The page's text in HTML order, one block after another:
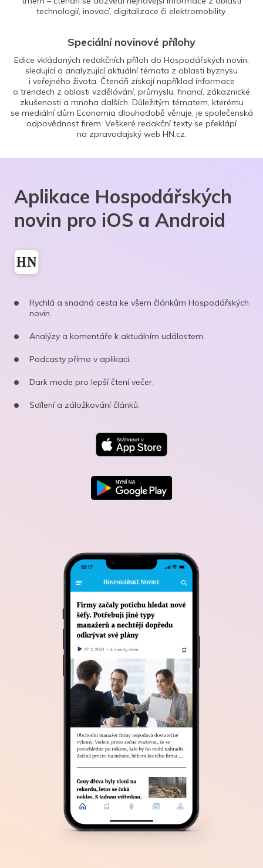
technologií, inovací, digitalizace či elektromobility.
Speciální novinové přílohy
Edice vkládaných redakčních příloh do Hospodářských novin,
sledující a analyzující aktuální témata z oblasti byznysu
i veřejného života. Čtenáři získají například informace
o trendech z oblasti vzdělávání, průmyslu, financí, zákaznické
zkušenosti a mnoha dalších. Důležitým tématem, kterému
se mediální dům Economia dlouhodobě věnuje, je společenská
odpovědnost firem. Veškeré redakční texty se překlápí
na zpravodajský web HN.cz.
Aplikace Hospodářských
novin pro iOS a Android
Rychlá a snadná cesta ke všem článkům Hospodářských
novin.
Analýzy a komentáře k aktuálním událostem.
Podcasty přímo v aplikaci.
Dark mode pro lepší čtení večer.
Sdílení a záložkování článků.